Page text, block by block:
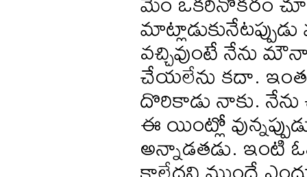
వచ్చివుంటే నేను
చేయలేను కదా.
దొరికాడు నాకు.
ఈ యింట్లో
అన్నాడతడు. ఇంటి